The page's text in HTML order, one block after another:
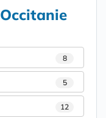
Occitanie
8
5
12